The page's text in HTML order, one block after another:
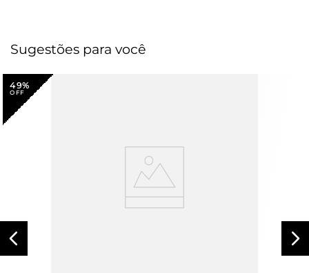
Sugestões para você
49%